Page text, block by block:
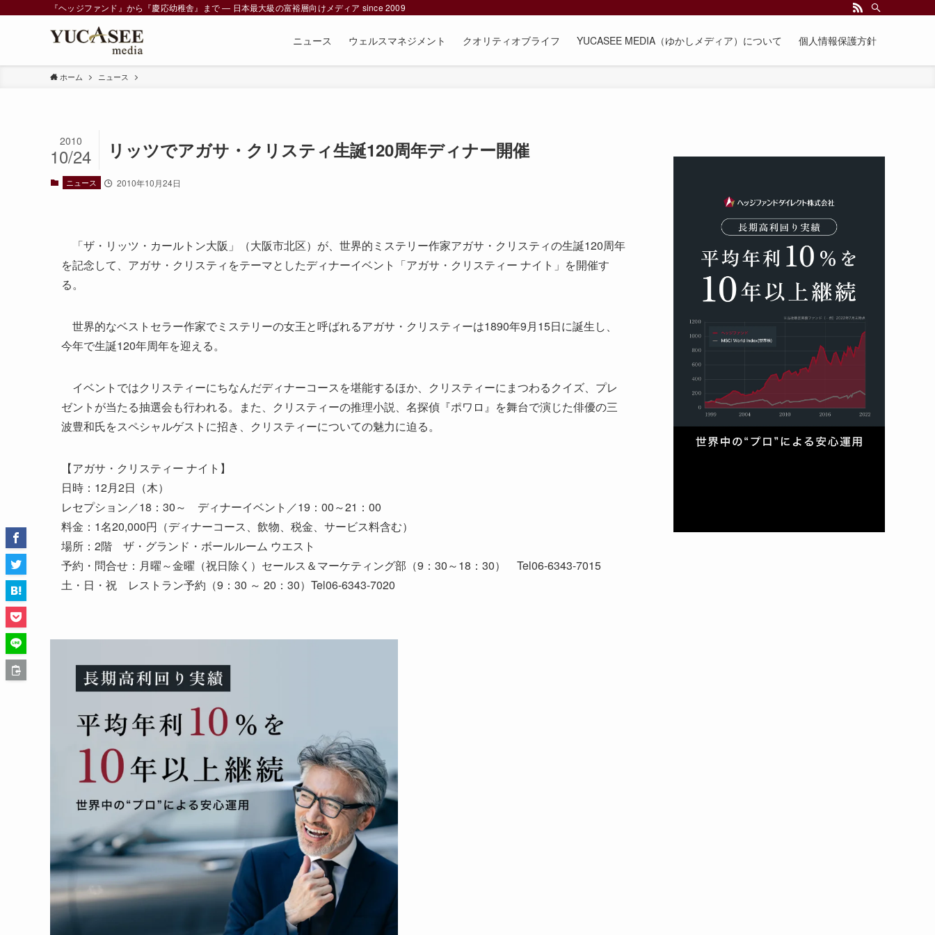
『ヘッジファンド』から『慶応幼稚舎』まで ― 日本最大級の富裕層向けメディア since 2009
ニュース ウェルスマネジメント クオリティオブライフ YUCASEE MEDIA（ゆかしメディア）について 個人情報保護方針
ホーム ニュース
リッツでアガサ・クリスティ生誕120周年ディナー開催
2010
10/24
ニュース 2010年10月24日
「ザ・リッツ・カールトン大阪」（大阪市北区）が、世界的ミステリー作家アガサ・クリスティの生誕120周年
を記念して、アガサ・クリスティをテーマとしたディナーイベント「アガサ・クリスティー ナイト」を開催す
る。
世界的なベストセラー作家でミステリーの女王と呼ばれるアガサ・クリスティーは1890年9月15日に誕生し、
今年で生誕120年周年を迎える。
イベントではクリスティーにちなんだディナーコースを堪能するほか、クリスティーにまつわるクイズ、プレ
ゼントが当たる抽選会も行われる。また、クリスティーの推理小説、名探偵『ポワロ』を舞台で演じた俳優の三
波豊和氏をスペシャルゲストに招き、クリスティーについての魅力に迫る。
【アガサ・クリスティー ナイト】
日時：12月2日（木）
レセプション／18：30～ ディナーイベント／19：00～21：00
料金：1名20,000円（ディナーコース、飲物、税金、サービス料含む）
場所：2階 ザ・グランド・ボールルーム ウエスト
予約・問合せ：月曜～金曜（祝日除く）セールス＆マーケティング部（9：30～18：30） Tel06-6343-7015
土・日・祝 レストラン予約（9：30 ～ 20：30）Tel06-6343-7020